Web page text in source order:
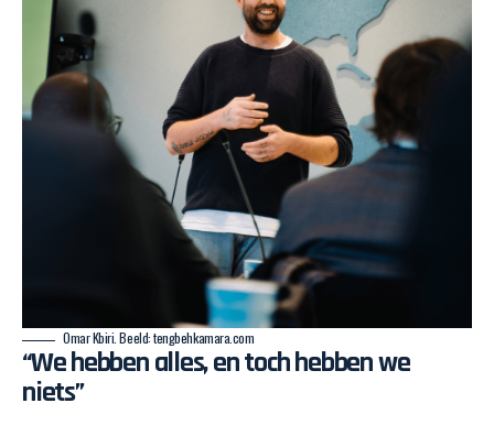
Omar Kbiri. Beeld: tengbehkamara.com
“We hebben alles, en toch hebben we
niets”